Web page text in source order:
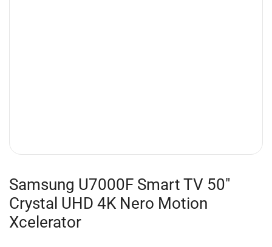
Samsung U7000F Smart TV 50″
Crystal UHD 4K Nero Motion
Xcelerator